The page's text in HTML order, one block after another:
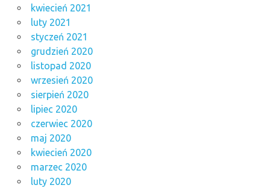
kwiecień 2021
luty 2021
styczeń 2021
grudzień 2020
listopad 2020
wrzesień 2020
sierpień 2020
lipiec 2020
czerwiec 2020
maj 2020
kwiecień 2020
marzec 2020
luty 2020